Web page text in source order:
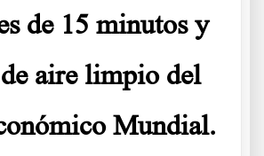
de 15 minutos y
aire limpio del
Mundial.